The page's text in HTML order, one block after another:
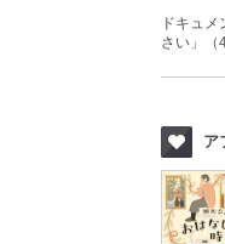
ドキュ
さい」（
ア